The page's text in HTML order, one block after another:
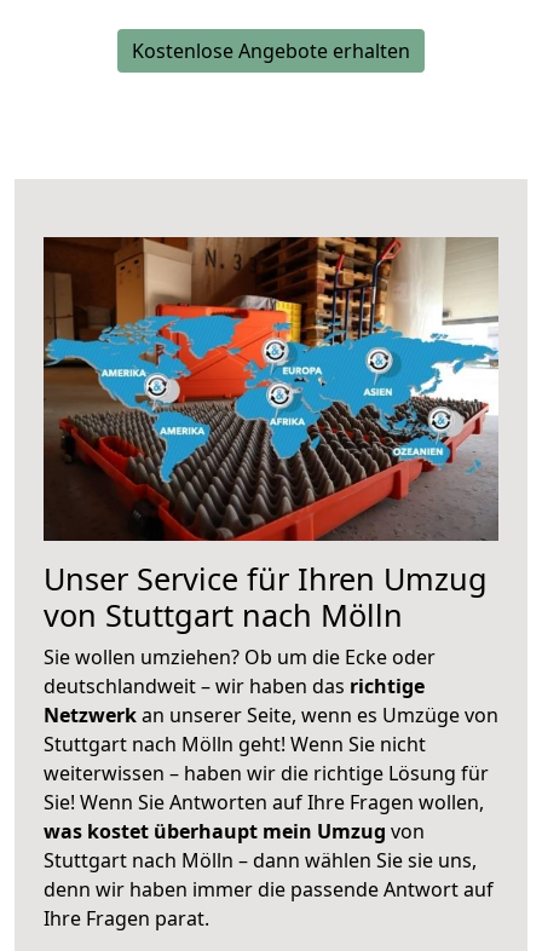
Kostenlose Angebote erhalten
Unser Service für Ihren Umzug
von Stuttgart nach Mölln
Sie wollen umziehen? Ob um die Ecke oder
deutschlandweit – wir haben das richtige
Netzwerkan unserer Seite, wenn es Umzüge von
Stuttgart nach Mölln geht! Wenn Sie nicht
weiterwissen – haben wir die richtige Lösung für
Sie! Wenn Sie Antworten auf Ihre Fragen wollen,
was kostet überhaupt mein Umzug von
Stuttgart nach Mölln – dann wählen Sie sie uns,
denn wir haben immer die passende Antwort auf
Ihre Fragen parat.